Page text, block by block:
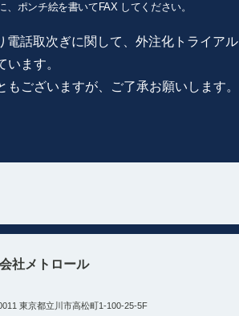
、ポンチ絵を書いてFAX してください。
話取次ぎに関して、外注化トライアル
ます。
もございますが、ご了承お願いします。
社メトロール
東京都立川市高松町1-100-25-5F